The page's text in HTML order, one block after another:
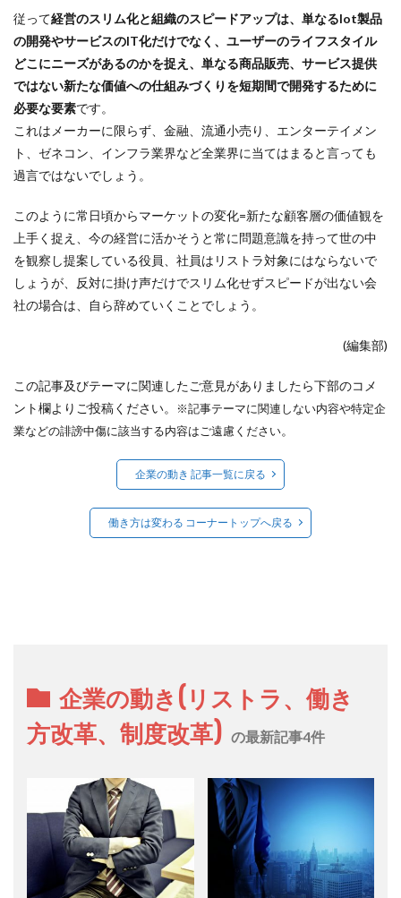
従って経営のスリム化と組織のスピードアップは、単なるIot製品
の開発やサービスのIT化だけでなく、ユーザーのライフスタイル
どこにニーズがあるのかを捉え、単なる商品販売、サービス提供
ではない新たな価値への仕組みづくりを短期間で開発するために
必要な要素です。
これはメーカーに限らず、金融、流通小売り、エンターテイメン
ト、ゼネコン、インフラ業界など全業界に当てはまると言っても
過言ではないでしょう。
このように常日頃からマーケットの変化=新たな顧客層の価値観を
上手く捉え、今の経営に活かそうと常に問題意識を持って世の中
を観察し提案している役員、社員はリストラ対象にはならないで
しょうが、反対に掛け声だけでスリム化せずスピードが出ない会
社の場合は、自ら辞めていくことでしょう。
(編集部)
この記事及びテーマに関連したご意見がありましたら下部のコメ
ント欄よりご投稿ください。
※記事テーマに関連しない内容や特定企
業などの誹謗中傷に該当する内容はご遠慮ください。
企業の動き 記事一覧に戻る
働き方は変わる コーナートップへ戻る
企業の動き(リストラ、働き
方改革、制度改革) の最新記事4件